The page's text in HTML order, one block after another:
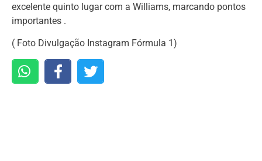
excelente quinto lugar com a Williams, marcando pontos
importantes .
( Foto Divulgação Instagram Fórmula 1)